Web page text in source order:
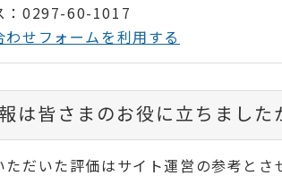
：0297-60-1017
わせフォームを利用する
は皆さまのお役に立ちました
ただいた評価はサイト運営の参考とさ